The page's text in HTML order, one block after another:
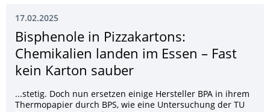
17.02.2025
Bisphenole in Pizzakartons:
Chemikalien landen im Essen – Fast
kein Karton sauber
...stetig. Doch nun ersetzen einige Hersteller BPA in ihrem
Thermopapier durch BPS, wie eine Untersuchung der TU